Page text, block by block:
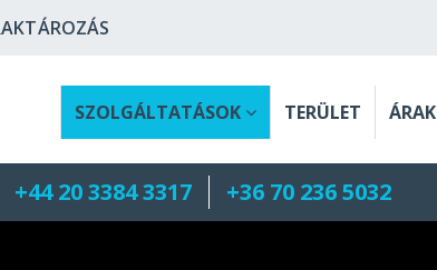
SZOLGÁLTATÁSOK TERÜLET ÁRAK
+44 20 3384 3317 +36 70 236 5032